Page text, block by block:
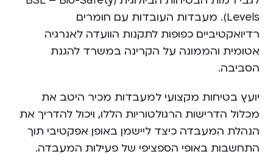
Levels). מעבדות העובדות עם חומרים
רדיואקטיביים כפופות לתקנות הוועדה לאנרגיה
אטומית והממונה על הקרינה במשרד להגנת
הסביבה.
יועץ בטיחות מקצועי למעבדות מכיר היטב את
מכלול הדרישות הרגולטוריות הללו, ויכול להדריך את
הנהלת המעבדה כיצד ליישמן באופן אפקטיבי תוך
התחשבות באופי הספציפי של פעילות המעבדה.